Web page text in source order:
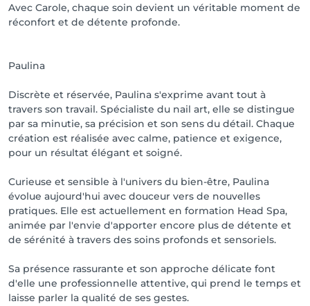
Avec Carole, chaque soin devient un véritable moment de
réconfort et de détente profonde.
Paulina
Discrète et réservée, Paulina s'exprime avant tout à
travers son travail. Spécialiste du nail art, elle se distingue
par sa minutie, sa précision et son sens du détail. Chaque
création est réalisée avec calme, patience et exigence,
pour un résultat élégant et soigné.
Curieuse et sensible à l'univers du bien-être, Paulina
évolue aujourd'hui avec douceur vers de nouvelles
pratiques. Elle est actuellement en formation Head Spa,
animée par l'envie d'apporter encore plus de détente et
de sérénité à travers des soins profonds et sensoriels.
Sa présence rassurante et son approche délicate font
d'elle une professionnelle attentive, qui prend le temps et